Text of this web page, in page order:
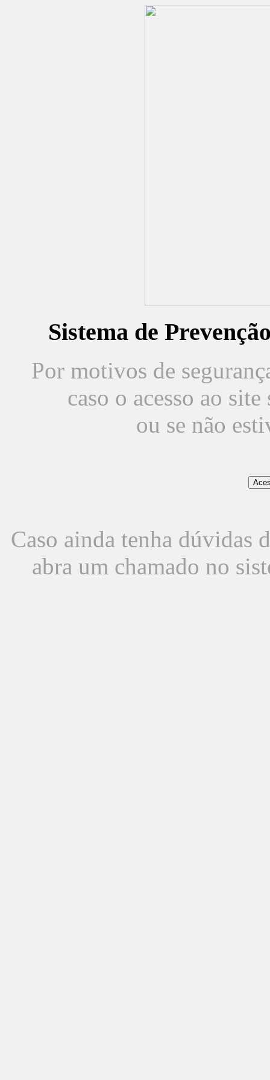
Sistema de
Por motivos de
caso o acesso ao
ou se não
Caso ainda tenha dúvidas
abra um chamado no